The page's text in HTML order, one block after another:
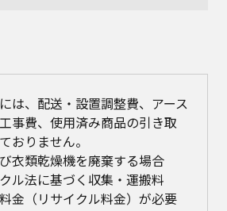
は、配送・設置調整費、アース
事費、使用済み商品の引き取
おりません。
衣類乾燥機を廃棄する場合
ル法に基づく収集・運搬料
金（リサイクル料金）が必要